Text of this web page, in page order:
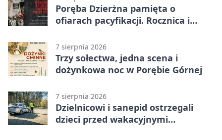
Poręba Dzierżna pamięta o
ofiarach pacyfikacji. Rocznica i
7 sierpnia 2026
Trzy sołectwa, jedna scena i
dożynkowa noc w Porębie Górnej
7 sierpnia 2026
Dzielnicowi i sanepid ostrzegali
dzieci przed wakacyjnymi